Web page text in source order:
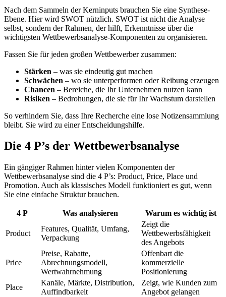
Nach dem Sammeln der Kerninputs brauchen Sie eine Synthese-
Ebene. Hier wird SWOT nützlich. SWOT ist nicht die Analyse
selbst, sondern der Rahmen, der hilft, Erkenntnisse über die
wichtigsten Wettbewerbsanalyse-Komponenten zu organisieren.
Fassen Sie für jeden großen Wettbewerber zusammen:
Stärken – was sie eindeutig gut machen
Schwächen – wo sie unterperformen oder Reibung erzeugen
Chancen – Bereiche, die Ihr Unternehmen nutzen kann
Risiken – Bedrohungen, die sie für Ihr Wachstum darstellen
So verhindern Sie, dass Ihre Recherche eine lose Notizensammlung
bleibt. Sie wird zu einer Entscheidungshilfe.
Die 4 P’s der Wettbewerbsanalyse
Ein gängiger Rahmen hinter vielen Komponenten der
Wettbewerbsanalyse sind die 4 P’s: Product, Price, Place und
Promotion. Auch als klassisches Modell funktioniert es gut, wenn
Sie eine einfache Struktur brauchen.
4 P Was analysieren Warum es wichtig ist
Product
Features, Qualität, Umfang,
Verpackung
Zeigt die
Wettbewerbsfähigkeit
des Angebots
Price
Preise, Rabatte,
Abrechnungsmodell,
Wertwahrnehmung
Offenbart die
kommerzielle
Positionierung
Place
Kanäle, Märkte, Distribution,
Auffindbarkeit
Zeigt, wie Kunden zum
Angebot gelangen